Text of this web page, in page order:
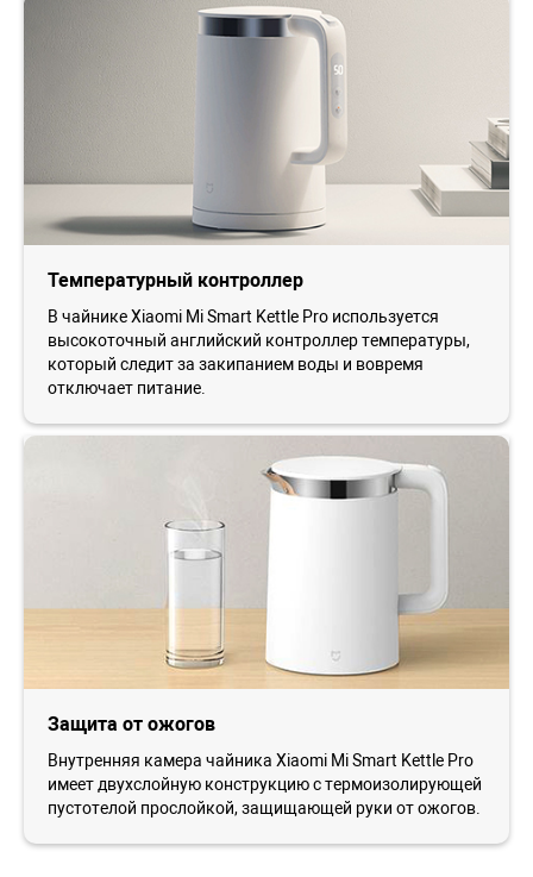
Температурный контроллер
В чайнике Xiaomi Mi Smart Kettle Pro используется
высокоточный английский контроллер температуры,
который следит за закипанием воды и вовремя
отключает питание.
Защита от ожогов
Внутренняя камера чайника Xiaomi Mi Smart Kettle Pro
имеет двухслойную конструкцию с термоизолирующей
пустотелой прослойкой, защищающей руки от ожогов.